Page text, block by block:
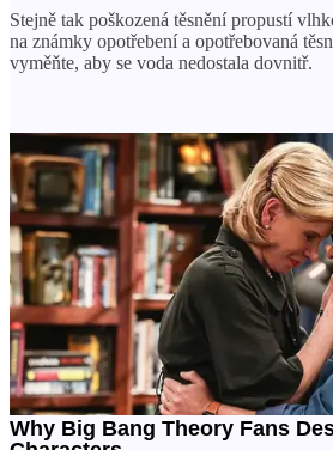
Stejně tak poškozená těsnění propustí
na známky opotřebení a opotřebovaná
vyměňte, aby se voda nedostala dovnitř.